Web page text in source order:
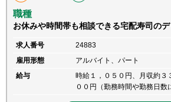
職種
お休みや時間帯も相談できる宅配寿司の
求人番号
24883
雇用形態
アルバイト、パート
給与
時給１，０５０円、月収約３
００円（勤務時間や勤務日数